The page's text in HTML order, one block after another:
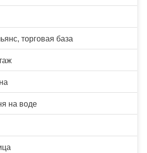
торговая база
на воде